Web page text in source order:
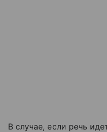
В случае, если речь